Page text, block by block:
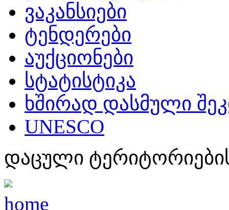
ვაკანსიები
ტენდერები
აუქციონები
სტატისტიკა
ხშირად დასმული
UNESCO
დაცული
home